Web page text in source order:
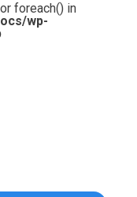
foreach() in
wp-